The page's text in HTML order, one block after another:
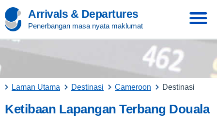
Arrivals & Departures
Penerbangan masa nyata maklumat
Laman Utama Destinasi Cameroon Destinasi
Ketibaan Lapangan Terbang Douala